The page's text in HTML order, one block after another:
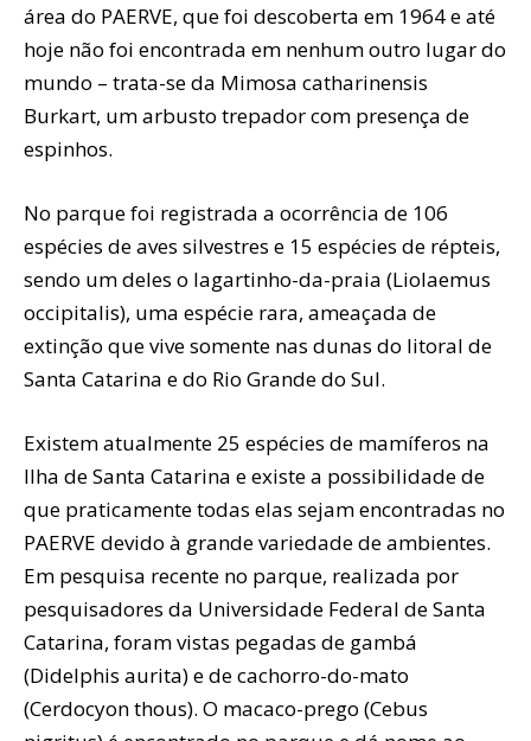
área do PAERVE, que foi descoberta em 1964 e até
hoje não foi encontrada em nenhum outro lugar do
mundo – trata-se da Mimosa catharinensis
Burkart, um arbusto trepador com presença de
espinhos.
No parque foi registrada a ocorrência de 106
espécies de aves silvestres e 15 espécies de répteis,
sendo um deles o lagartinho-da-praia (Liolaemus
occipitalis), uma espécie rara, ameaçada de
extinção que vive somente nas dunas do litoral de
Santa Catarina e do Rio Grande do Sul.
Existem atualmente 25 espécies de mamíferos na
Ilha de Santa Catarina e existe a possibilidade de
que praticamente todas elas sejam encontradas no
PAERVE devido à grande variedade de ambientes.
Em pesquisa recente no parque, realizada por
pesquisadores da Universidade Federal de Santa
Catarina, foram vistas pegadas de gambá
(Didelphis aurita) e de cachorro-do-mato
(Cerdocyon thous). O macaco-prego (Cebus